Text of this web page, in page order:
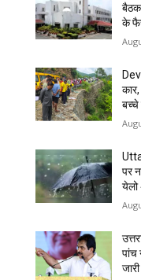
बैठक
के
बच्चे
पर
येलो
पांच